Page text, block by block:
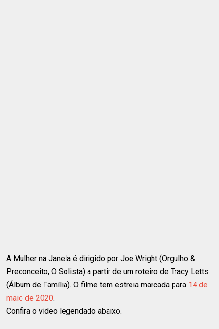
A Mulher na Janela é dirigido por Joe Wright (Orgulho &
Preconceito, O Solista) a partir de um roteiro de Tracy Letts
(Álbum de Família). O filme tem estreia marcada para 14 de
maio de 2020.
Confira o vídeo legendado abaixo.